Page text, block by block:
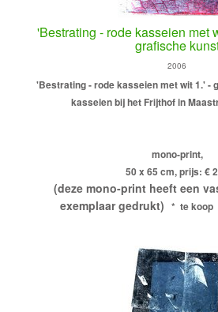
'Bestrating - rode kasseien met
grafische
2006
'Bestrating - rode kasseien met wit 1.' -
kasseien bij het Frijthof in
mono-print,
50 x 65 cm, prijs: €
(deze mono-print heeft een
exemplaar gedrukt) * te koop